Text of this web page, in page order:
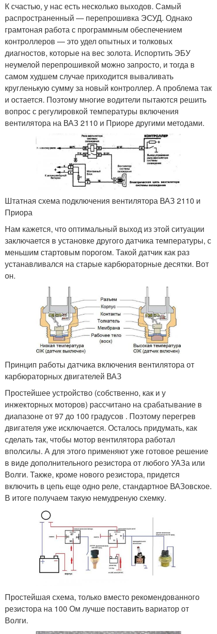
К счастью, у нас есть несколько выходов. Самый
распространенный — перепрошивка ЭСУД. Однако
грамтоная работа с программным обеспечением
контроллеров — это удел опытных и толковых
диагностов, которые на вес золота. Испортить ЭБУ
неумелой перепрошивкой можно запросто, и тогда в
самом худшем случае приходится вываливать
кругленькую сумму за новый контроллер. А проблема так
и остается. Поэтому многие водители пытаются решить
вопрос с регулировкой температуры включения
вентилятора на ВАЗ 2110 и Приоре другими методами.
Штатная схема подключения вентилятора ВАЗ 2110 и
Приора
Нам кажется, что оптимальный выход из этой ситуации
заключается в установке другого датчика температуры, с
меньшим стартовым порогом. Такой датчик как раз
устанавливался на старые карбюраторные десятки. Вот
он.
Принцип работы датчика включения вентилятора от
карбюраторных двигателей ВАЗ
Простейшее устройство (собственно, как и у
инжекторных моторов) рассчитано на срабатывание в
диапазоне от 97 до 100 градусов . Поэтому перегрев
двигателя уже исключается. Осталось придумать, как
сделать так, чтобы мотор вентилятора работал
вполсилы. А для этого применяют уже готовое решение
в виде дополнительного резистора от любого УАЗа или
Волги. Также, кроме нового резистора, придется
включить в цепь еще одно реле, стандартное ВАЗовское.
В итоге получаем такую немудреную схемку.
Простейшая схема, только вместо рекомендованного
резистора на 100 Ом лучше поставить вариатор от
Волги.